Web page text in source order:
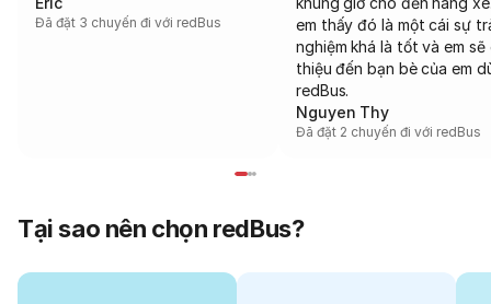
Đã đặt 3 chuyến đi với redBus
em thấy đó là một cái sự
nghiệm khá là tốt và em sẽ
thiệu đến bạn bè của em
redBus.
Nguyen Thy
Đã đặt 2 chuyến đi với redBus
Tại sao nên chọn redBus?